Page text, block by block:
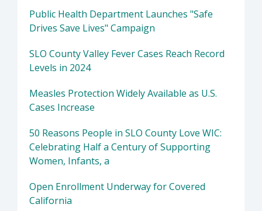
Public Health Department Launches "Safe
Drives Save Lives" Campaign
SLO County Valley Fever Cases Reach Record
Levels in 2024
Measles Protection Widely Available as U.S.
Cases Increase
50 Reasons People in SLO County Love WIC:
Celebrating Half a Century of Supporting
Women, Infants, a
Open Enrollment Underway for Covered
California